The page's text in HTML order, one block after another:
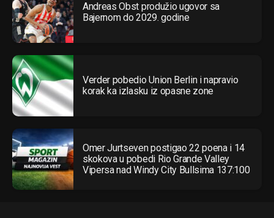
Andreas Obst produžio ugovor sa
Bajernom do 2029. godine
Verder pobedio Union Berlin i napravio
korak ka izlasku iz opasne zone
Omer Jurtseven postigao 22 poena i 14
skokova u pobedi Rio Grande Valley
Vipersa nad Windy City Bullsima 137:100